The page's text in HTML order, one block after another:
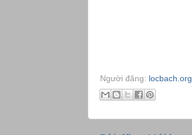
Người đăng: locbach.org